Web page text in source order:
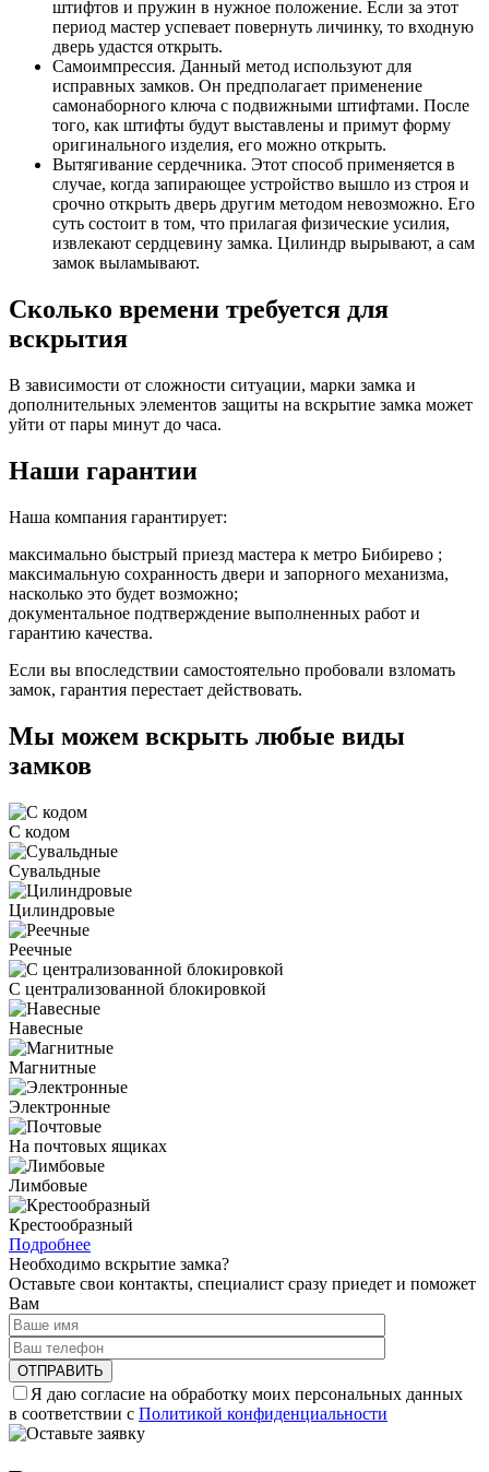
штифтов и пружин в нужное положение. Если за этот
период мастер успевает повернуть личинку, то входную
дверь удастся открыть.
Самоимпрессия. Данный метод используют для
исправных замков. Он предполагает применение
самонаборного ключа с подвижными штифтами. После
того, как штифты будут выставлены и примут форму
оригинального изделия, его можно открыть.
Вытягивание сердечника. Этот способ применяется в
случае, когда запирающее устройство вышло из строя и
срочно открыть дверь другим методом невозможно. Его
суть состоит в том, что прилагая физические усилия,
извлекают сердцевину замка. Цилиндр вырывают, а сам
замок выламывают.
Сколько времени требуется для
вскрытия
В зависимости от сложности ситуации, марки замка и
дополнительных элементов защиты на вскрытие замка может
уйти от пары минут до часа.
Наши гарантии
Наша компания гарантирует:
максимально быстрый приезд мастера к метро Бибирево ;
максимальную сохранность двери и запорного механизма,
насколько это будет возможно;
документальное подтверждение выполненных работ и
гарантию качества.
Если вы впоследствии самостоятельно пробовали взломать
замок, гарантия перестает действовать.
Мы можем вскрыть любые виды
замков
С кодом
Сувальдные
Цилиндровые
Реечные
С централизованной блокировкой
Навесные
Магнитные
Электронные
На почтовых ящиках
Лимбовые
Крестообразный
Подробнее
Необходимо вскрытие замка?
Оставьте свои контакты, специалист сразу приедет и поможет
Вам
Я даю согласие на обработку моих персональных данных
в соответствии с Политикой конфиденциальности